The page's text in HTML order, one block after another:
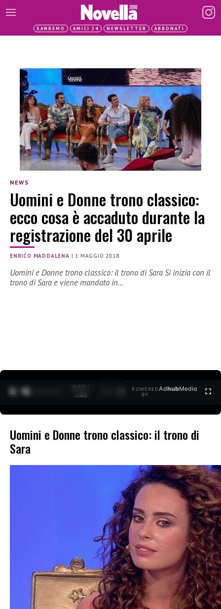
SANREMO AMICI 24 NEWSLETTER ABBONATI
NEWS
Uomini e Donne trono classico:
ecco cosa è accaduto durante la
registrazione del 30 aprile
ENRICO MADDALENA | 1 MAGGIO 2018
Uomini e Donne trono classico: il trono di Sara Si inizia con il
trono di Sara e viene mandato in…
0:13 /
1:40
POWERED
BY
AdhubMedia
Uomini e Donne trono classico: il trono di
Sara